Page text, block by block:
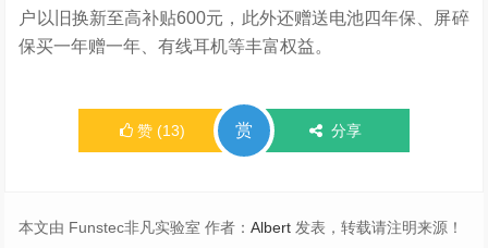
户以旧换新至高补贴600元，此外还赠送电池四年保、屏碎
保买一年赠一年、有线耳机等丰富权益。
赞 (13) 赏 分享
本文由 Funstec非凡实验室 作者：Albert 发表，转载请注明来源！